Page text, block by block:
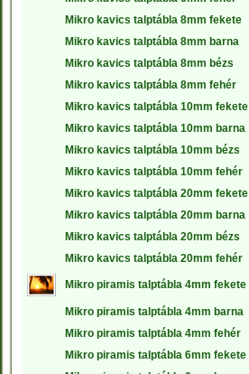
Mikro kavics talptábla 8mm fekete
Mikro kavics talptábla 8mm barna
Mikro kavics talptábla 8mm bézs
Mikro kavics talptábla 8mm fehér
Mikro kavics talptábla 10mm fekete
Mikro kavics talptábla 10mm barna
Mikro kavics talptábla 10mm bézs
Mikro kavics talptábla 10mm fehér
Mikro kavics talptábla 20mm fekete
Mikro kavics talptábla 20mm barna
Mikro kavics talptábla 20mm bézs
Mikro kavics talptábla 20mm fehér
Mikro piramis talptábla 4mm fekete
Mikro piramis talptábla 4mm barna
Mikro piramis talptábla 4mm fehér
Mikro piramis talptábla 6mm fekete